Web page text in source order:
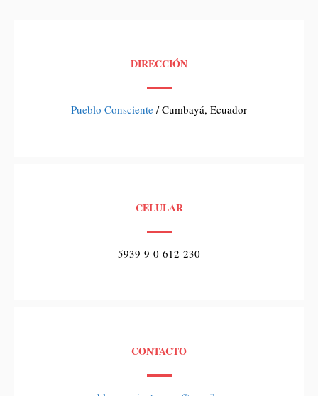
DIRECCIÓN
Pueblo Consciente / Cumbayá, Ecuador
CELULAR
5939-9-0-612-230
CONTACTO